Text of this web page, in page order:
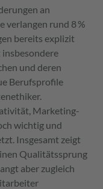
an
verlangen rund 8 %
bereits explizit
und deren
Berufsprofile
Marketing-
wichtig und
Insgesamt zeigt
Qualitätssprung
aber zugleich